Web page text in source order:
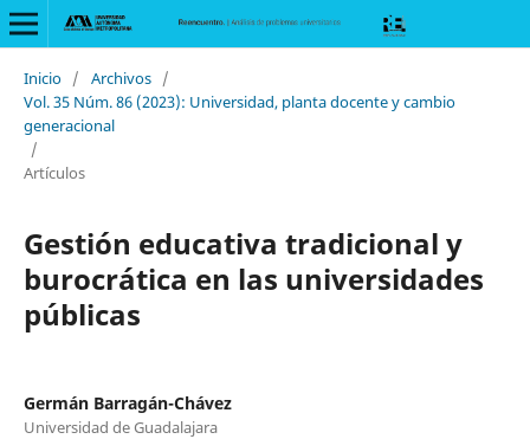
Inicio / Archivos /
Vol. 35 Núm. 86 (2023): Universidad, planta docente y cambio
generacional
/
Artículos
Gestión educativa tradicional y
burocrática en las universidades
públicas
Germán Barragán-Chávez
Universidad de Guadalajara